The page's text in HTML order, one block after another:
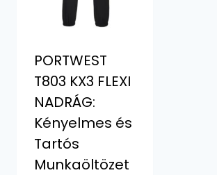
PORTWEST
T803 KX3 FLEXI
NADRÁG:
Kényelmes és
Tartós
Munkaöltözet